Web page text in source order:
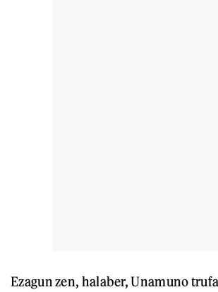
Ezagun zen, halaber, Unamuno